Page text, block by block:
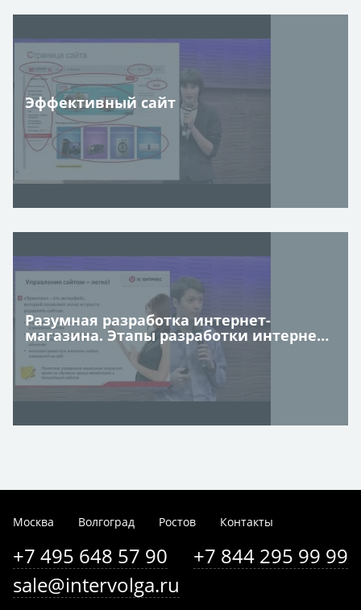
Эффективный сайт
Разумная разработка интернет-
магазина. Этапы разработки интернет
магазина
Москва Волгоград Ростов Контакты
+7 495 648 57 90
+7 844 295 99 99
sale@intervolga.ru